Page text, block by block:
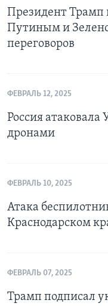
Президент Трамп
Путиным и
переговоров
ФЕВРАЛЬ 12, 2025
Россия
дронами
ФЕВРАЛЬ 10, 2025
Атака
Краснодарском
ФЕВРАЛЬ 07, 2025
Трамп подписал